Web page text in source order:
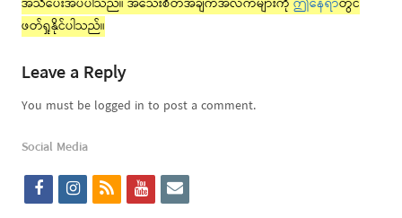
အသိပေးအပ်ပါသည်။ အသေးစိတ်အချက်အလက်များကို ဤနေရာတွင်
ဖတ်ရှုနိုင်ပါသည်။
Leave a Reply
You must be logged in to post a comment.
Social Media
f
i
r
y
e